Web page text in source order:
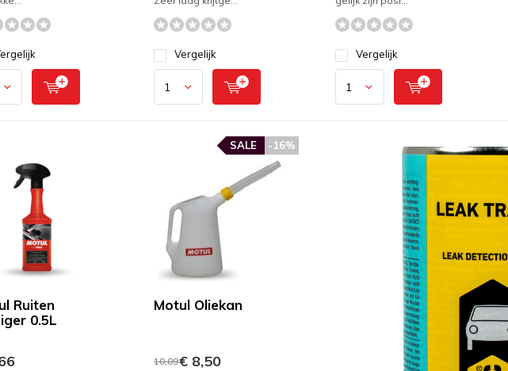
Vergelijk Vergelijk
Ruiten
0.5L
Motul Oliekan
-16%
SALE
10,09€ 8,50